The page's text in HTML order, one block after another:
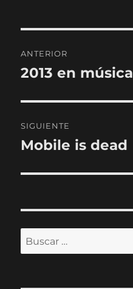
de
ANTERIOR
Entrada
2013 en música
SIGUIENTE
Entrada
Mobile is dead
Buscar
por: